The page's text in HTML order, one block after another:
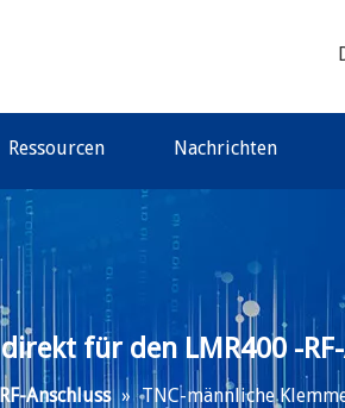
Ressourcen Nachrichten
für den LMR400 -
Anschluss » TNC-männliche